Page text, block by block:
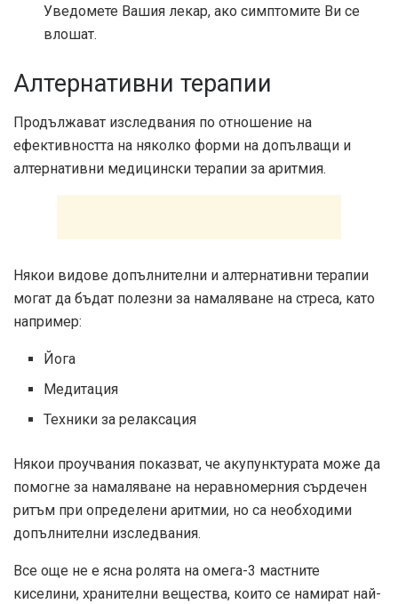
Уведомете Вашия лекар, ако симптомите Ви се
влошат.
Алтернативни терапии
Продължават изследвания по отношение на
ефективността на няколко форми на допълващи и
алтернативни медицински терапии за аритмия.
Някои видове допълнителни и алтернативни терапии
могат да бъдат полезни за намаляване на стреса, като
например:
Йога
Медитация
Техники за релаксация
Някои проучвания показват, че акупунктурата може да
помогне за намаляване на неравномерния сърдечен
ритъм при определени аритмии, но са необходими
допълнителни изследвания.
Все още не е ясна ролята на омега-3 мастните
киселини, хранителни вещества, които се намират най-